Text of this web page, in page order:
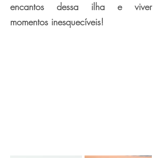
encantos dessa ilha e viver
momentos inesquecíveis!